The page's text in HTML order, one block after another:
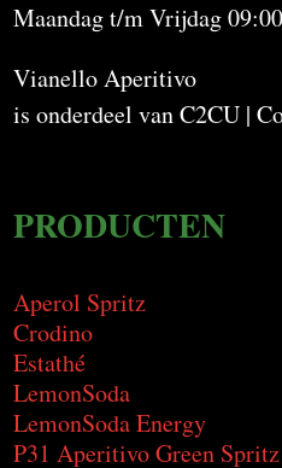
Maandag t/m Vrijdag
Vianello Aperitivo
is onderdeel van C2CU |
PRODUCTEN
Aperol Spritz
Crodino
Estathé
LemonSoda
LemonSoda Energy
P31 Aperitivo Green Spritz